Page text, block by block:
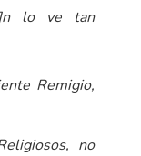
lo ve tan
Remigio,
no